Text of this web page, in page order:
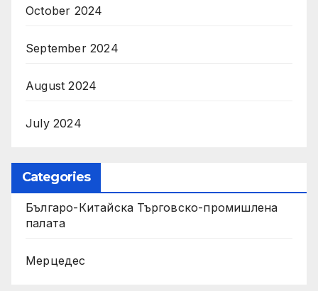
October 2024
September 2024
August 2024
July 2024
Categories
Българо-Китайска Търговско-промишлена
палaта
Мерцедес